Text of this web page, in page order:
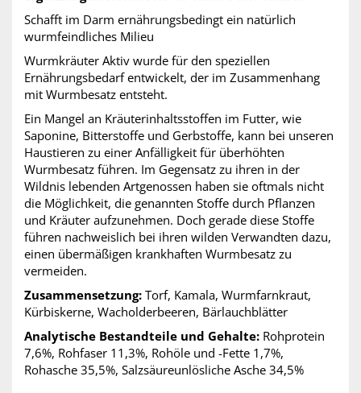
Schafft im Darm ernährungsbedingt ein natürlich
wurmfeindliches Milieu
Wurmkräuter Aktiv wurde für den speziellen
Ernährungsbedarf entwickelt, der im Zusammenhang
mit Wurmbesatz entsteht.
Ein Mangel an Kräuterinhaltsstoffen im Futter, wie
Saponine, Bitterstoffe und Gerbstoffe, kann bei unseren
Haustieren zu einer Anfälligkeit für überhöhten
Wurmbesatz führen. Im Gegensatz zu ihren in der
Wildnis lebenden Artgenossen haben sie oftmals nicht
die Möglichkeit, die genannten Stoffe durch Pflanzen
und Kräuter aufzunehmen. Doch gerade diese Stoffe
führen nachweislich bei ihren wilden Verwandten dazu,
einen übermäßigen krankhaften Wurmbesatz zu
vermeiden.
Zusammensetzung: Torf, Kamala, Wurmfarnkraut,
Kürbiskerne, Wacholderbeeren, Bärlauchblätter
Analytische Bestandteile und Gehalte: Rohprotein
7,6%, Rohfaser 11,3%, Rohöle und -Fette 1,7%,
Rohasche 35,5%, Salzsäureunlösliche Asche 34,5%